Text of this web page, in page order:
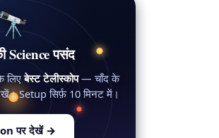
🔭
Science पसंद
लिएबेस्ट टेलीस्कोप— चाँद के
Setup सिर्फ़ 10 मिनट में।
पर देखें→